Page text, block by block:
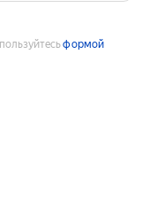
формой